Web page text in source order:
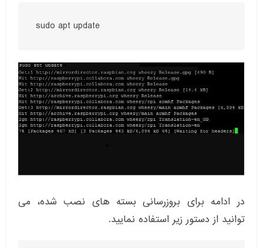
sudo apt update
در ادامه برای بروزرسانی بسته های نصب شده، می
توانید از دستور زیر استفاده نمایید.